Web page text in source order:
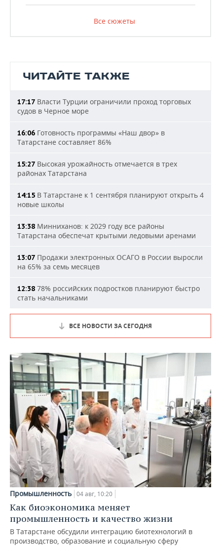
Все сюжеты
ЧИТАЙТЕ ТАКЖЕ
17:17 Власти Турции ограничили проход торговых
судов в Черное море
16:06 Готовность программы «Наш двор» в
Татарстане составляет 86%
15:27 Высокая урожайность отмечается в трех
районах Татарстана
14:15 В Татарстане к 1 сентября планируют открыть 4
новые школы
13:38 Минниханов: к 2029 году все районы
Татарстана обеспечат крытыми ледовыми аренами
13:07 Продажи электронных ОСАГО в России выросли
на 65% за семь месяцев
12:38 78% российских подростков планируют быстро
стать начальниками
ВСЕ НОВОСТИ ЗА СЕГОДНЯ
Промышленность 04 авг, 10:20
Как биоэкономика меняет
промышленность и качество жизни
В Татарстане обсудили интеграцию биотехнологий в
производство, образование и социальную сферу